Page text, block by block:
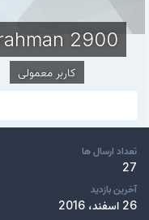
rahman 2900
کاربر معمولی
تعداد ارسال ها
27
آخرین بازدید
26 اسفند، 2016